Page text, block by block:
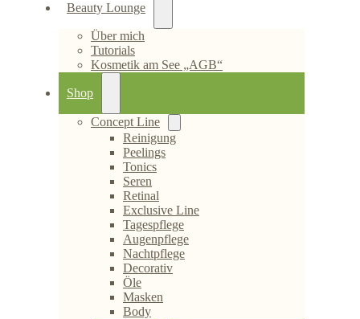
Beauty Lounge
Über mich
Tutorials
Kosmetik am See „AGB“
Shop
Concept Line
Reinigung
Peelings
Tonics
Seren
Retinal
Exclusive Line
Tagespflege
Augenpflege
Nachtpflege
Decorativ
Öle
Masken
Body